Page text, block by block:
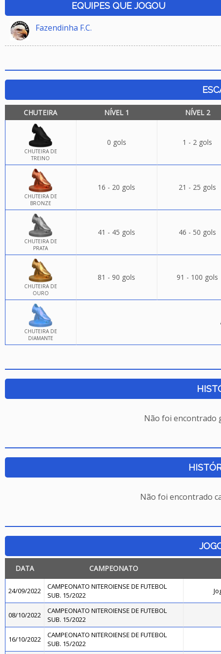
EQUIPES QUE JOGOU
Fazendinha F.C.
CHUTEIRA NÍVEL 1 NÍVEL 2
CHUTEIRA DE
TREINO
0 gols 1 - 2 gols
CHUTEIRA DE
BRONZE
16 - 20 gols 21 - 25 gols
CHUTEIRA DE
PRATA
41 - 45 gols 46 - 50 gols
CHUTEIRA DE
OURO
81 - 90 gols 91 - 100 gols
CHUTEIRA DE
DIAMANTE
Não foi encontrado
Não foi encontrado
DATA CAMPEONATO
24/09/2022
CAMPEONATO NITEROIENSE DE FUTEBOL
SUB. 15/2022
08/10/2022
CAMPEONATO NITEROIENSE DE FUTEBOL
SUB. 15/2022
16/10/2022
CAMPEONATO NITEROIENSE DE FUTEBOL
SUB. 15/2022